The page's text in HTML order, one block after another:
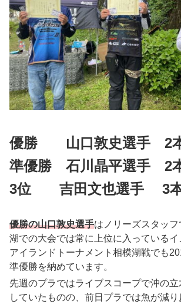
優勝 山口敦史選手 2
準優勝 石川晶平選手 2
3位 吉田文也選手 3
優勝の山口敦史選手はノリーズスタッ
湖での大会では常に上位に入っている
アイランドトーナメント相模湖戦でも
準優勝を納めています。
先週のプラではライブスコープで沖の
していたものの、前日プラでは魚が減